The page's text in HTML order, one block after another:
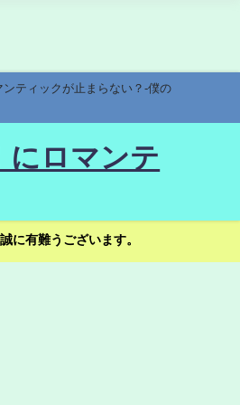
ティックが止まらない？-僕の
にロマンテ
に有難うございます。